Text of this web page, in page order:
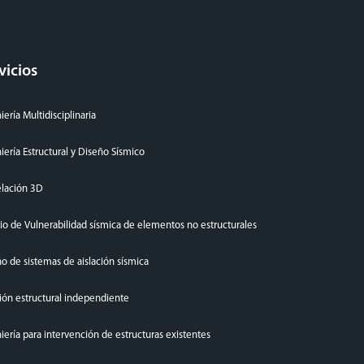
Multidisciplinaria
Estructural y Diseño Sísmico
3D
de Vulnerabilidad sísmica de elementos no estructurales
de sistemas de aislación sísmica
estructural independiente
para intervención de estructuras existentes